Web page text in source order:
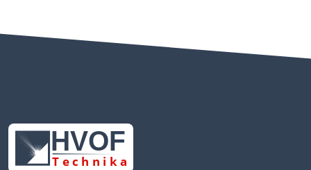
HVOF
T echnika